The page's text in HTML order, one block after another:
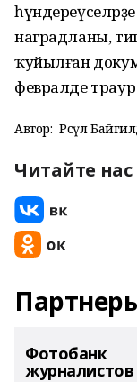
наградланы,
ҡуйылған
февралде
Автор: Рәсүл
Читайте нас
Фотобанк